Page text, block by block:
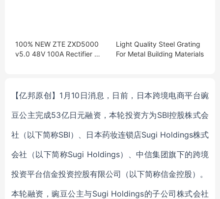
100% NEW ZTE ZXD5000
v5.0 48V 100A Rectifier Po
Light Quality Steel Grating
For Metal Building Materials
【亿邦原创】1月10日消息，日前，日本跨境电商平台豌
豆公主完成53亿日元融资，本轮投资方为SBI控股株式会
社（以下简称SBI）、日本药妆连锁店Sugi Holdings株式
会社（以下简称Sugi Holdings）、中信集团旗下的跨境
投资平台信金投资控股有限公司（以下简称信金控股）。
本轮融资，豌豆公主与Sugi Holdings的子公司株式会社